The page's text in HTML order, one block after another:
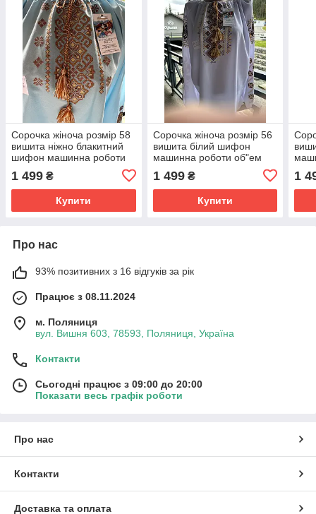
Сорочка жіноча розмір 58
вишита ніжно блакитний
шифон машинна роботи
1 499 ₴
Купити
Сорочка жіноча розмір 56
вишита білий шифон
машинна роботи об"ем
1 499₴
Купити
1
Про нас
93% позитивних з 16 відгуків за рік
Працює з 08.11.2024
м. Поляниця
вул. Вишня 603, 78593, Поляниця, Україна
Контакти
Сьогодні працює з 09:00 до 20:00
Показати весь графік роботи
Про нас
Контакти
Доставка та оплата